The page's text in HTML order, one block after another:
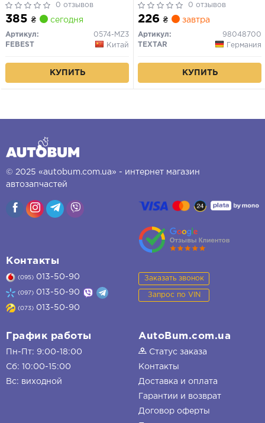
СУППОРТА ТОРМОЗНОГО
MAZDA 3 BK 2003-2008)
0 отзывов
385 ₴ сегодня
Артикул:
0574-MZ3
FEBEST
Китай
КУПИТЬ
(W176)/E-class (W213) 12-
0 отзывов
226 ₴ завтра
Артикул:
98048700
TEXTAR
Германия
КУПИТЬ
© 2025 «autobum.com.ua» - интернет магазин
автозапчастей
Контакты
(095) 013-50-90
(097) 013-50-90
(073) 013-50-90
Заказать звонок
Запрос по VIN
График работы
Пн-Пт: 9:00-18:00
Сб: 10:00-15:00
Вс: виходной
AutoBum.com.ua
Статус заказа
Контакты
Доставка и оплата
Гарантии и возврат
Договор оферты